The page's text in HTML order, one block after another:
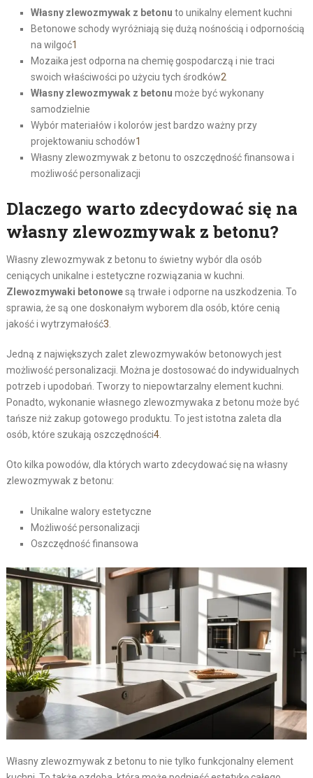
Własny zlewozmywak z betonu to unikalny element kuchni
Betonowe schody wyróżniają się dużą nośnością i odpornością
na wilgoć1
Mozaika jest odporna na chemię gospodarczą i nie traci
swoich właściwości po użyciu tych środków2
Własny zlewozmywak z betonu może być wykonany
samodzielnie
Wybór materiałów i kolorów jest bardzo ważny przy
projektowaniu schodów1
Własny zlewozmywak z betonu to oszczędność finansowa i
możliwość personalizacji
Dlaczego warto zdecydować się na
własny zlewozmywak z betonu?
Własny zlewozmywak z betonu to świetny wybór dla osób
ceniących unikalne i estetyczne rozwiązania w kuchni.
Zlewozmywaki betonowesą trwałe i odporne na uszkodzenia. To
sprawia, że są one doskonałym wyborem dla osób, które cenią
jakość i wytrzymałość3
Jedną z największych zalet zlewozmywaków betonowych jest
możliwość personalizacji. Można je dostosować do indywidualnych
potrzeb i upodobań. Tworzy to niepowtarzalny element kuchni.
Ponadto, wykonanie własnego zlewozmywaka z betonu może być
tańsze niż zakup gotowego produktu. To jest istotna zaleta dla
osób, które szukają oszczędności4.
Oto kilka powodów, dla których warto zdecydować się na własny
zlewozmywak z betonu:
Unikalne walory estetyczne
Możliwość personalizacji
Oszczędność finansowa
Własny zlewozmywak z betonu to nie tylko funkcjonalny element